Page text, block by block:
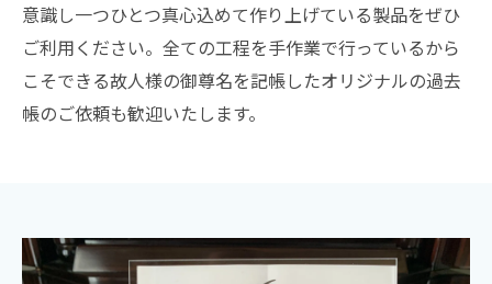
意識し一つひとつ真心込めて作り上げている製品をぜひ
ご利用ください。全ての工程を手作業で行っているから
こそできる故人様の御尊名を記帳したオリジナルの過去
帳のご依頼も歓迎いたします。